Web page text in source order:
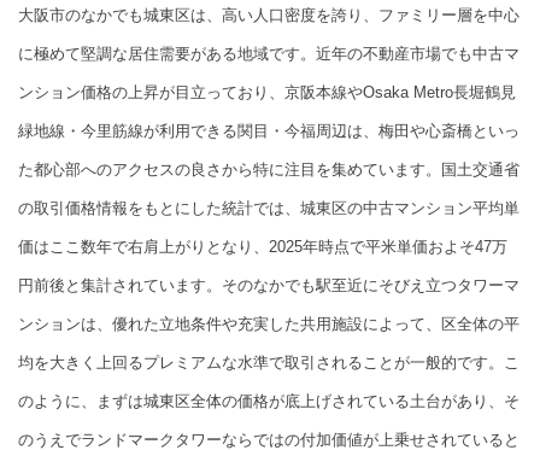
大阪市のなかでも城東区は、高い人口密度を誇り、ファミリー層を中心
に極めて堅調な居住需要がある地域です。近年の不動産市場でも中古マ
ンション価格の上昇が目立っており、京阪本線やOsaka Metro長堀鶴見
緑地線・今里筋線が利用できる関目・今福周辺は、梅田や心斎橋といっ
た都心部へのアクセスの良さから特に注目を集めています。国土交通省
の取引価格情報をもとにした統計では、城東区の中古マンション平均単
価はここ数年で右肩上がりとなり、2025年時点で平米単価およそ47万
円前後と集計されています。そのなかでも駅至近にそびえ立つタワーマ
ンションは、優れた立地条件や充実した共用施設によって、区全体の平
均を大きく上回るプレミアムな水準で取引されることが一般的です。こ
のように、まずは城東区全体の価格が底上げされている土台があり、そ
のうえでランドマークタワーならではの付加価値が上乗せされていると